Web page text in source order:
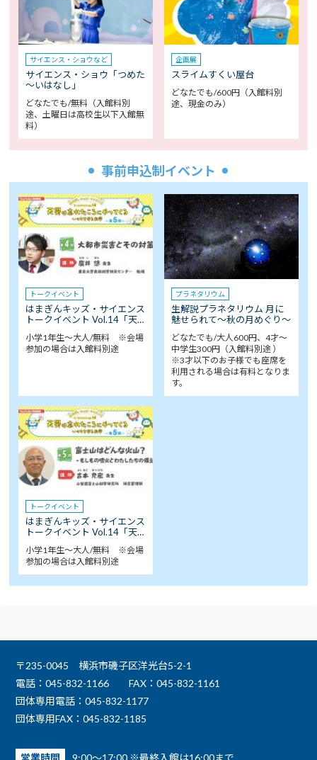
サイエンス・ショウなど
サイエンス・ショウ「つめた
～いはなし」
どなたでも/無料（入館料別
途、土曜日は高校生以下入館無
料）
企画展
スライムすくい屋台
どなたでも/600円（入館料別
途、現金のみ）
事前申込制イベント
トークイベント
はまぎんキッズ・サイエンス
トークイベント Vol.14「天…
小学1年生～大人/無料 ※会場
参加の場合は入館料別途
プラネタリウム
生解説プラネタリウム 月に
魅せられて～秋の月めぐり～
どなたでも/大人600円、4才～
中学生300円（入館料別途 ）
※3才以下のお子様でも座席を
利用される場合は有料となりま
す。
トークイベント
はまぎんキッズ・サイエンス
トークイベント Vol.14「天…
小学1年生～大人/無料 ※会場
参加の場合は入館料別途
〒235-0045 横浜市磯子区洋光台5-2-1
電話：045-832-1166
FAX：045-832-1161
団体専用電話：045-832-1177
団体専用FAX：045-832-1185
営業時間 9:00～17:00 ※最終入館は16:00まで